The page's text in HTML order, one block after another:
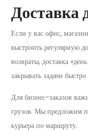
Доставка
Если у вас офис,
выстроить регулярную
возвраты, доставка
закрывать задачи
Для бизнес-заказов
грузов. Мы предложим
курьера по маршруту.